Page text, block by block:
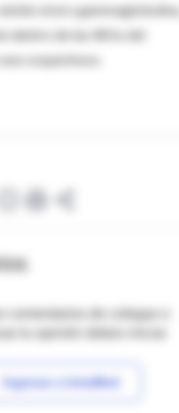
viral o gammaglobulina,
dentro de las 48 hs del
sospechoso.
comentarios de colegas o
Ingresar a IntraMed